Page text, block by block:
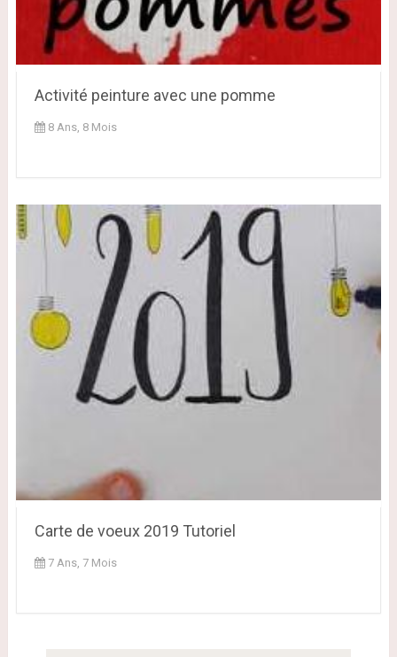
Activité peinture avec une pomme
8 Ans, 8 Mois
Carte de voeux 2019 Tutoriel
7 Ans, 7 Mois